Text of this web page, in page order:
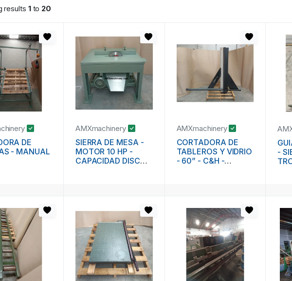
results 1to 20
DE
- MANUAL
AMXmachinery
SIERRA DE MESA -
MOTOR 10 HP -
CAPACIDAD DISCO
AMXmachinery
CORTADORA DE
TABLEROS Y VIDRIO
- 60” - C&H -
-